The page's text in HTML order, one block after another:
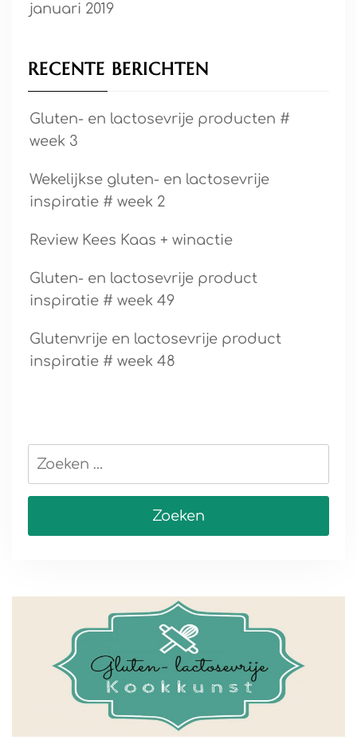
januari 2019
RECENTE BERICHTEN
Gluten- en lactosevrije producten #
week 3
Wekelijkse gluten- en lactosevrije
inspiratie # week 2
Review Kees Kaas + winactie
Gluten- en lactosevrije product
inspiratie # week 49
Glutenvrije en lactosevrije product
inspiratie # week 48
Zoeken